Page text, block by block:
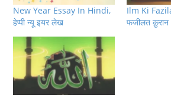
New Year Essay In Hindi,
हेप्पी न्यू इयर लेख
Ilm Ki
फजीलत क़ुरान